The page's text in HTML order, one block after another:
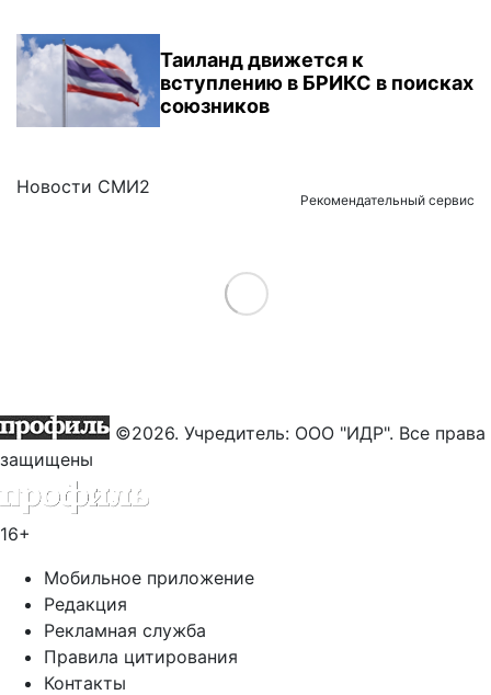
Таиланд движется к
вступлению в БРИКС в поисках
союзников
Новости СМИ2
Рекомендательный сервис
Load More
©2026. Учредитель: ООО "ИДР". Все права
защищены
16+
Мобильное приложение
Редакция
Рекламная служба
Правила цитирования
Контакты